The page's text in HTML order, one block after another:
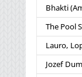
Bhakti
The Pool
Lauro,
Jozef